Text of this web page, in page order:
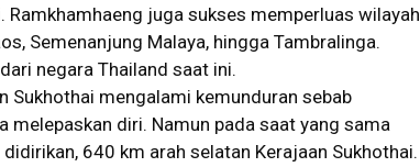
juga sukses memperluas wilayah
Semenanjung Malaya, hingga Tambralinga.
negara Thailand saat ini.
Sukhothai mengalami kemunduran sebab
melepaskan diri. Namun pada saat yang sama
640 km arah selatan Kerajaan Sukhothai.